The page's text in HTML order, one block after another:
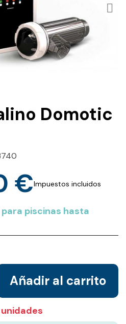
Domotic
€Impuestos incluidos
piscinas hasta
Añadir al carrito